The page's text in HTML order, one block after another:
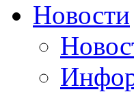
Новости